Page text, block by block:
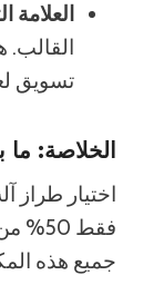
العلامة
القالب.
تسويق
الخلاصة: ما
اختيار طراز
فقط
جميع هذه